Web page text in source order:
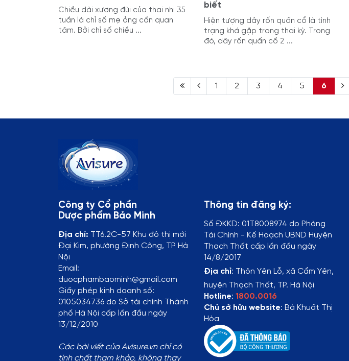
Chiều dài xương đùi của thai nhi 35
tuần là chỉ số mẹ ỏng cần quan
tâm. Bởi chỉ số chiều ...
biết
Hiện tượng dây rốn quấn cổ là tình
trạng khá gặp trong thai kỳ. Trong
đó, dây rốn quấn cổ 2 ...
1 2 3 4 5 6
Công ty Cổ phần
Dược phẩm Bảo Minh
Địa chỉ: TT6.2C-57 Khu đô thị mới
Đại Kim, phường Định Công, TP Hà
Nội
Email:
duocphambaominh@gmail.com
Giấy phép kinh doanh số:
0105034736 do Sở tài chính Thành
phố Hà Nội cấp lần đầu ngày
13/12/2010
Các bài viết của Avisure.vn chỉ có
tính chất tham khảo, không thay
Thông tin đăng ký:
Số ĐKKD: 01T8008974 do Phòng
Tài Chính - Kế Hoạch UBND Huyện
Thạch Thất cấp lần đầu ngày
14/8/2017
Địa chỉ: Thôn Yên Lỗ, xã Cẩm Yên,
huyện Thạch Thất, TP. Hà Nội
Hotline: 1800.0016
Chủ sở hữu website: Bà Khuất Thị
Hòa